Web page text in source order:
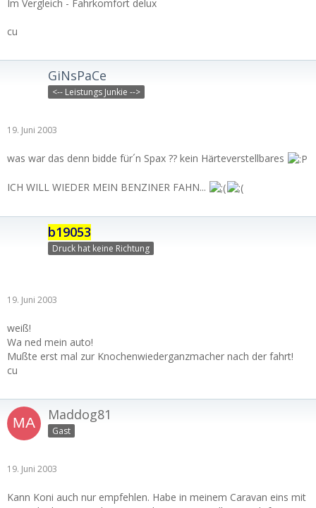
Im Vergleich - Fahrkomfort delux
cu
GiNsPaCe
<-- Leistungs Junkie -->
19. Juni 2003
was war das denn bidde für´n Spax ?? kein Härteverstellbares
ICH WILL WIEDER MEIN BENZINER FAHN...
b19053
Druck hat keine Richtung
19. Juni 2003
weiß!
Wa ned mein auto!
Mußte erst mal zur Knochenwiederganzmacher nach der fahrt!
cu
Maddog81
Gast
19. Juni 2003
Kann Koni auch nur empfehlen. Habe in meinem Caravan eins mit